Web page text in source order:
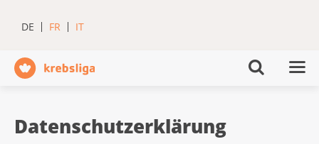
DE FR IT
Datenschutzerklärung